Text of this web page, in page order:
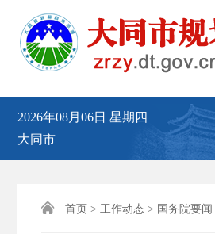
2026年08月06日 星期四
大同市
 首页 > 工作动态 > 国务院要闻